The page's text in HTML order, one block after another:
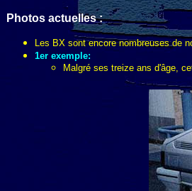
Photos actuelles :
Les BX sont encore nombreuses de
1er exemple:
Malgré ses treize ans d'âge,